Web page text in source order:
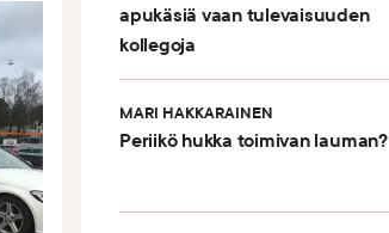
apukäsiä vaan tulevaisuuden
kollegoja
MARI HAKKARAINEN
Periikö hukka toimivan lauman?